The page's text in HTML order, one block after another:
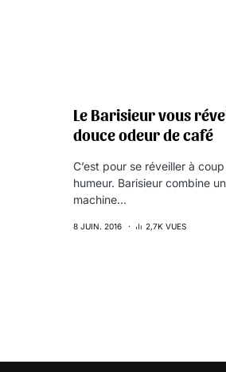
Le Barisieur vous
douce odeur de café
C’est pour se réveiller à
humeur. Barisieur combine
machine…
8 JUIN. 2016 2,7K VUES